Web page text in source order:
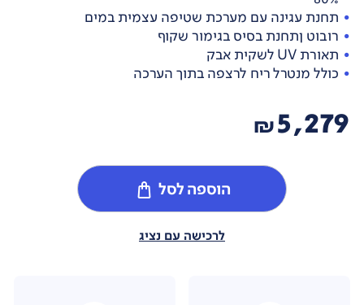
תחנת עגינה עם מערכת שטיפה עצמית במים
רובוט ןתחנת בסיס בגימור שקוף
תאורת UV לשקית אבק
כולל מנטרל ריח לרצפה בתוך הערכה
5,279
₪
הוספה לסל
לרכישה עם נציג